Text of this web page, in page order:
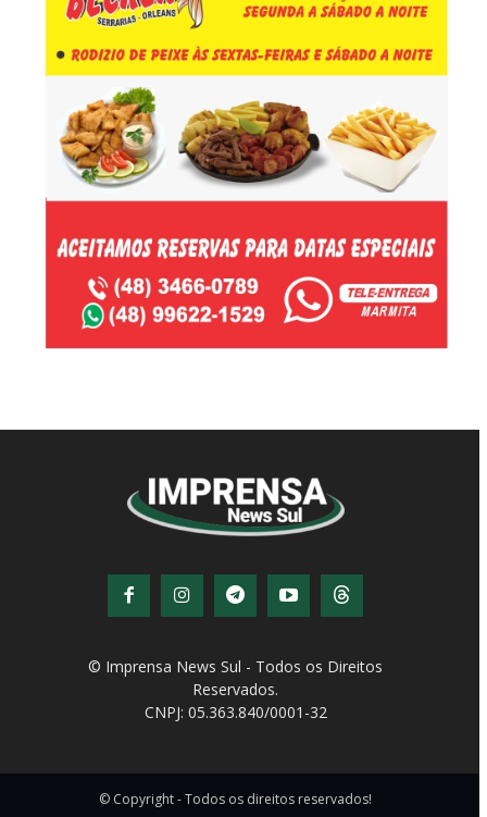
© Imprensa News Sul - Todos os Direitos
Reservados.
CNPJ: 05.363.840/0001-32
© Copyright - Todos os direitos reservados!